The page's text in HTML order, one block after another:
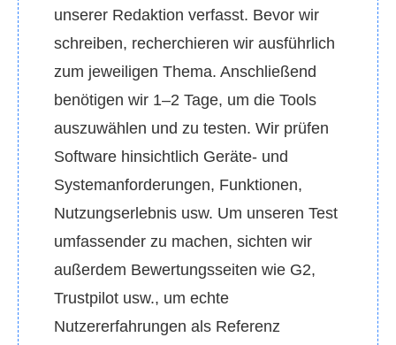
unserer Redaktion verfasst. Bevor wir
schreiben, recherchieren wir ausführlich
zum jeweiligen Thema. Anschließend
benötigen wir 1–2 Tage, um die Tools
auszuwählen und zu testen. Wir prüfen
Software hinsichtlich Geräte‑ und
Systemanforderungen, Funktionen,
Nutzungserlebnis usw. Um unseren Test
umfassender zu machen, sichten wir
außerdem Bewertungsseiten wie G2,
Trustpilot usw., um echte
Nutzererfahrungen als Referenz